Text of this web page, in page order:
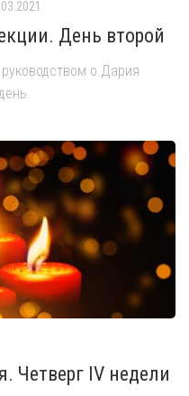
День второй
о.Дария
Четверг IV недели